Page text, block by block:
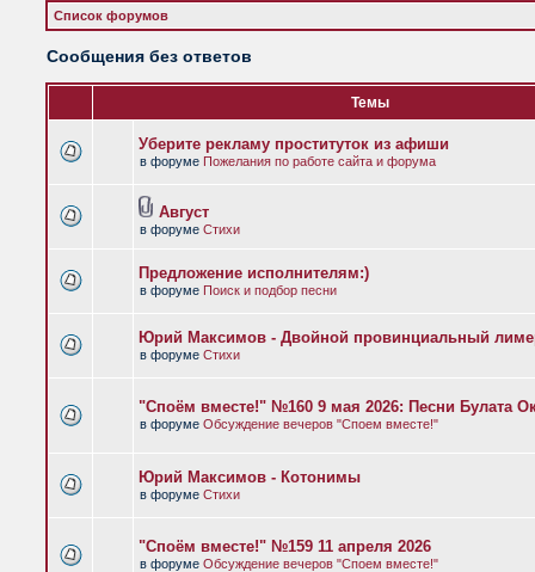
Список форумов
Сообщения без ответов
Темы
Уберите рекламу проституток из афиши
в форуме Пожелания по работе сайта и форума
Август
в форуме Стихи
Предложение исполнителям:)
в форуме Поиск и подбор песни
Юрий Максимов - Двойной провинциальный
в форуме Стихи
"Споём вместе!" №160 9 мая 2026: Песни Булата
в форуме Обсуждение вечеров "Споем вместе!"
Юрий Максимов - Котонимы
в форуме Стихи
"Споём вместе!" №159 11 апреля 2026
в форуме Обсуждение вечеров "Споем вместе!"